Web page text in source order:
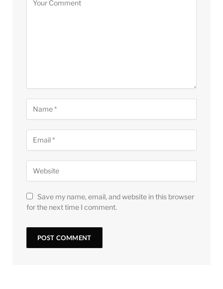
Save my name, email, and website in this browser
for the next time I comment.